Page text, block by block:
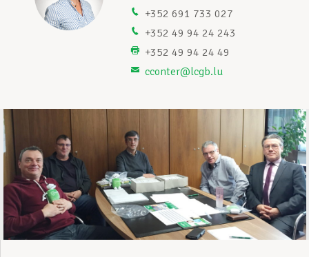
Unterstützung im Privatleben
Mitglied werden
Aktuell
+352 691 733 027
+352 49 94 24 243
+352 49 94 24 49
cconter@lcgb.lu